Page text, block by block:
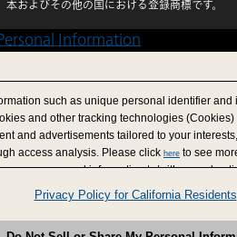
本およびその他の国における登録商標です。
Information
such as unique personal identifier
and other tracking technologies
and advertisements tailored to your
access analysis. Please click here to see
your personal information to/with our
These partners may combine the data shared
they have collected from your use of their
delivered to you by businesses
Privacy Policy for California Residents